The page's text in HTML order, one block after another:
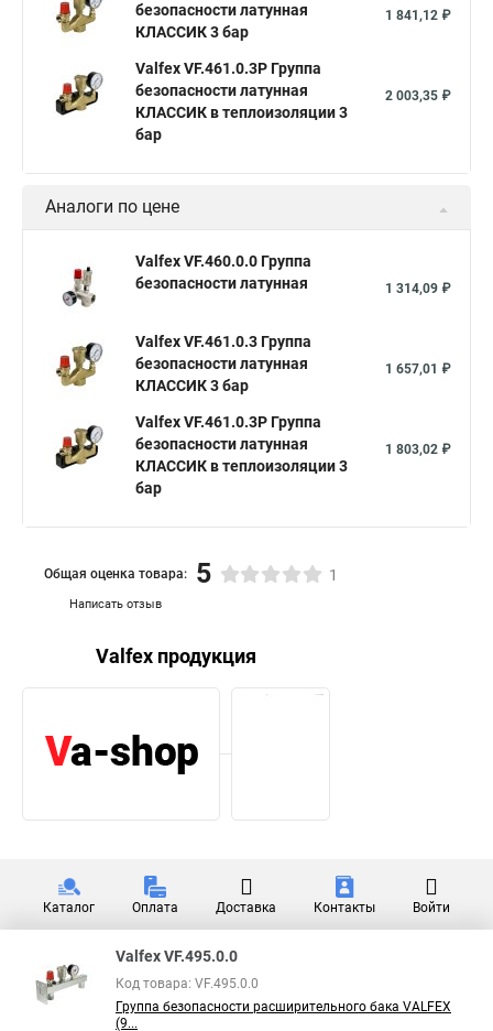
безопасности латунная
КЛАССИК 3 бар
1 841,12 ₽
Valfex VF.461.0.3P Группа
безопасности латунная
КЛАССИК в теплоизоляции 3
бар
2 003,35 ₽
Аналоги по цене
Valfex VF.460.0.0 Группа
безопасности латунная
1 314,09 ₽
Valfex VF.461.0.3 Группа
безопасности латунная
КЛАССИК 3 бар
1 657,01 ₽
Valfex VF.461.0.3P Группа
безопасности латунная
КЛАССИК в теплоизоляции 3
бар
1 803,02 ₽
Написать отзыв
Общая оценка товара: 5 1
Valfex продукция
Каталог Оплата Доставка Контакты Войти
Valfex VF.495.0.0
Код товара: VF.495.0.0
Группа безопасности расширительного бака VALFEX
(9...